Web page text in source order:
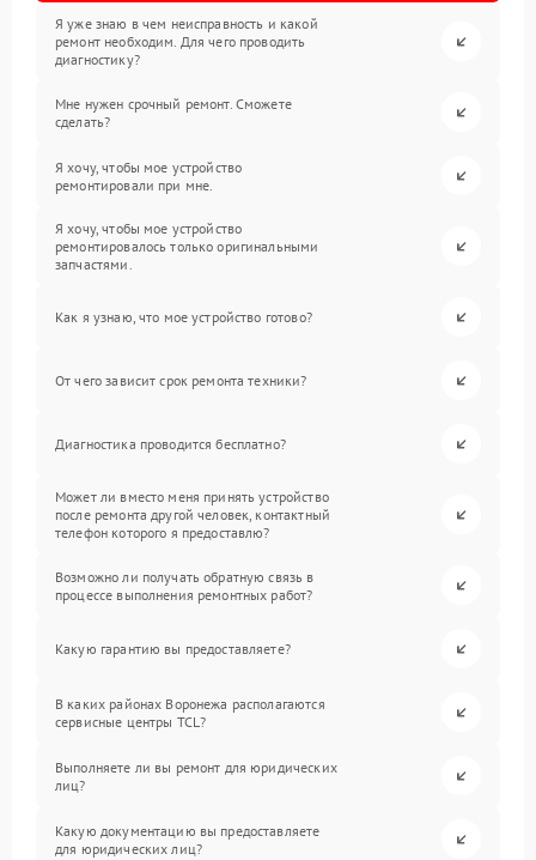
Я уже знаю в чем неисправность и какой
ремонт необходим. Для чего проводить
диагностику?
Мне нужен срочный ремонт. Сможете
сделать?
Я хочу, чтобы мое устройство
ремонтировали при мне.
Я хочу, чтобы мое устройство
ремонтировалось только оригинальными
запчастями.
Как я узнаю, что мое устройство готово?
От чего зависит срок ремонта техники?
Диагностика проводится бесплатно?
Может ли вместо меня принять устройство
после ремонта другой человек, контактный
телефон которого я предоставлю?
Возможно ли получать обратную связь в
процессе выполнения ремонтных работ?
Какую гарантию вы предоставляете?
В каких районах Воронежа располагаются
сервисные центры TCL?
Выполняете ли вы ремонт для юридических
лиц?
Какую документацию вы предоставляете
для юридических лиц?